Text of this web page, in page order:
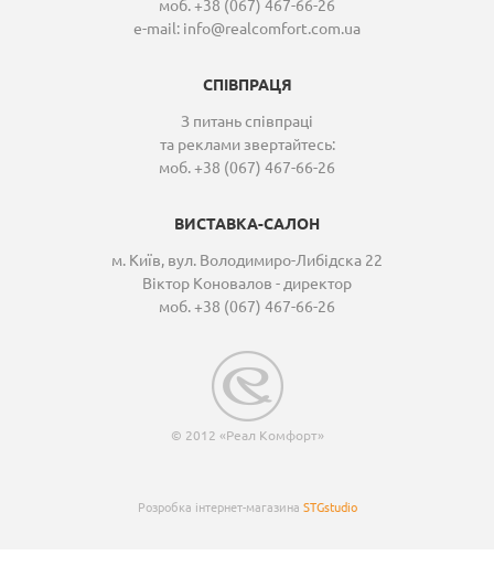
моб. +38 (067) 467-66-26
e-mail: info@realcomfort.com.ua
СПІВПРАЦЯ
З питань співпраці
та реклами звертайтесь:
моб. +38 (067) 467-66-26
ВИСТАВКА-САЛОН
м. Київ, вул. Володимиро-Либідска 22
Віктор Коновалов - директор
моб. +38 (067) 467-66-26
© 2012 «Реал Комфорт»
Розробка інтернет-магазина STGstudio